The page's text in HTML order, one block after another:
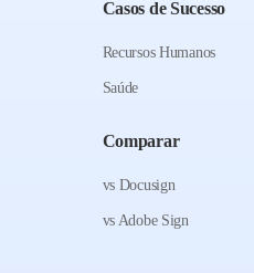
Casos de Sucesso
Recursos Humanos
Saúde
Comparar
vs Docusign
vs Adobe Sign